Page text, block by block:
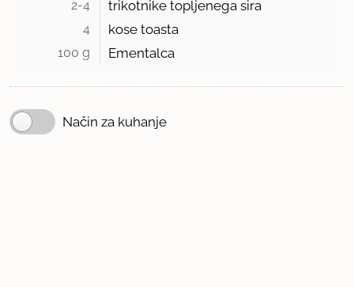
2-4 trikotnike topljenega sira
4 kose toasta
100 g Ementalca
Način za kuhanje